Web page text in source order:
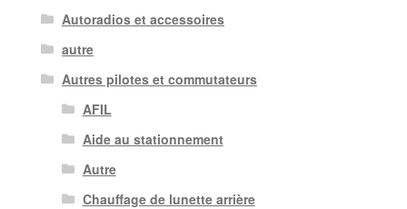
Autoradios et accessoires
autre
Autres pilotes et commutateurs
AFIL
Aide au stationnement
Autre
Chauffage de lunette arrière